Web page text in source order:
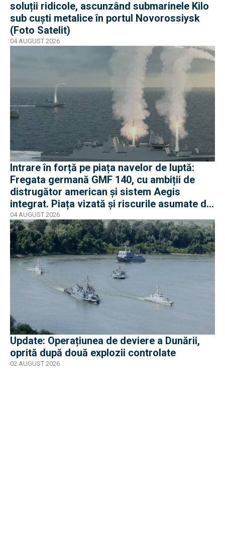
soluții ridicole, ascunzând submarinele Kilo
sub cuști metalice în portul Novorossiysk
(Foto Satelit)
04 AUGUST 2026
Intrare în forță pe piața navelor de luptă:
Fregata germană GMF 140, cu ambiții de
distrugător american și sistem Aegis
integrat. Piața vizată și riscurile asumate de
Rheinmetall
04 AUGUST 2026
Update: Operațiunea de deviere a Dunării,
oprită după două explozii controlate
02 AUGUST 2026